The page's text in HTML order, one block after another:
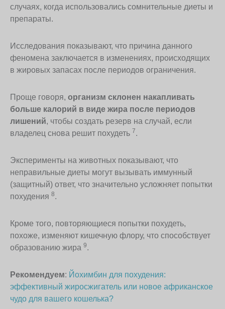
случаях, когда использовались сомнительные диеты и
препараты.
Исследования показывают, что причина данного
феномена заключается в изменениях, происходящих
в жировых запасах после периодов ограничения.
Проще говоря, организм склонен накапливать
больше калорий в виде жира после периодов
лишений, чтобы создать резерв на случай, если
владелец снова решит похудеть 7.
Эксперименты на животных показывают, что
неправильные диеты могут вызывать иммунный
(защитный) ответ, что значительно усложняет попытки
похудения 8.
Кроме того, повторяющиеся попытки похудеть,
похоже, изменяют кишечную флору, что способствует
образованию жира 9.
Рекомендуем: Йохимбин для похудения:
эффективный жиросжигатель или новое африканское
чудо для вашего кошелька?